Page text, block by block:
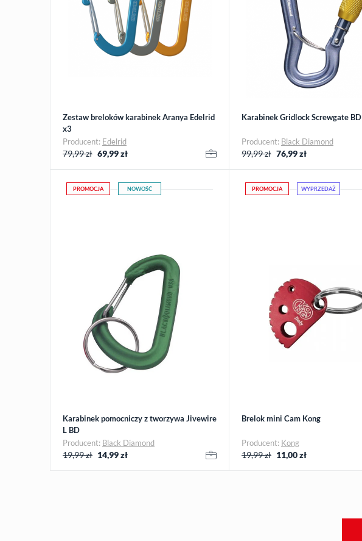
Zestaw breloków karabinek Aranya Edelrid
x3
Producent: Edelrid
79,99 zł 69,99zł
Karabinek Gridlock Screwgate BD
Producent: Black Diamond
99,99 zł 76,99zł
PROMOCJA NOWOŚĆ
Karabinek pomocniczy z tworzywa Jivewire
L BD
Producent: Black Diamond
19,99 zł 14,99zł
PROMOCJA WYPRZEDAŻ
Brelok mini Cam Kong
Producent: Kong
19,99 zł 11,00zł